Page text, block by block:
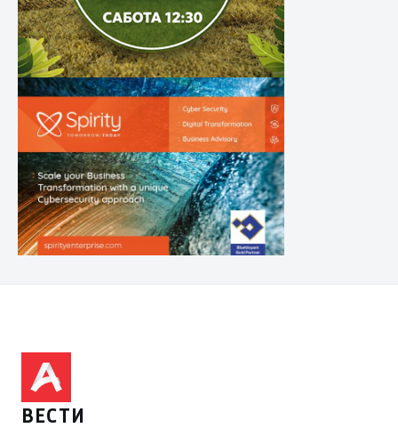
ВЕСТИ